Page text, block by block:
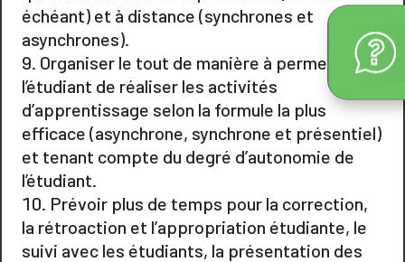
échéant) et à distance (synchrones et
asynchrones).
Organiser le tout de manière à permettre à
l’étudiant de réaliser les activités
d’apprentissage selon la formule la plus
efficace (asynchrone, synchrone et présentiel)
et tenant compte du degré d’autonomie de
l’étudiant.
Prévoir plus de temps pour la correction,
la rétroaction et l’appropriation étudiante, le
suivi avec les étudiants, la présentation des